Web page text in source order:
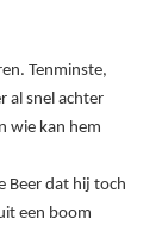
Tenminste,
al snel achter
wie kan hem
Beer dat hij toch
een boom